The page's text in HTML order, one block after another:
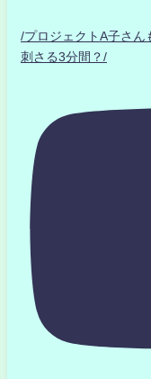
/プロジェクトA子さ
刺さる3分間？/